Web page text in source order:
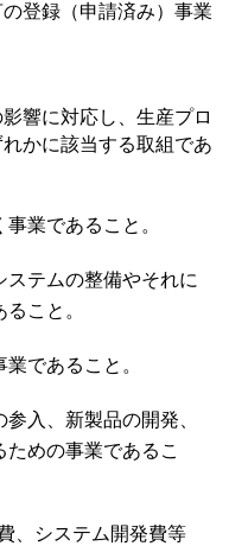
登録（申請済み）事業
響に対応し、生産プロ
かに該当する取組であ
業であること。
ステムの整備やそれに
こと。
であること。
入、新製品の開発、
ための事業であるこ
、システム開発費等